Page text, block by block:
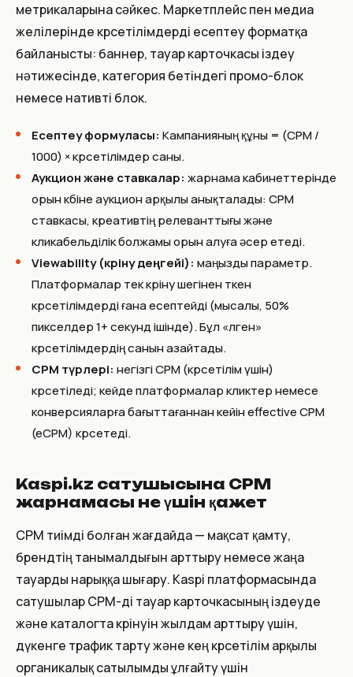
метрикаларына сәйкес. Маркетплейс пен медиа
желілерінде көрсетілімдерді есептеу форматқа
байланысты: баннер, тауар карточкасы іздеу
нәтижесінде, категория бетіндегі промо-блок
немесе нативті блок.
Есептеу формуласы: Кампанияның құны = (CPM /
1000) × көрсетілімдер саны.
Аукцион және ставкалар: жарнама кабинеттерінде
орын көбіне аукцион арқылы анықталады: CPM
ставкасы, креативтің релеванттығы және
кликабельділік болжамы орын алуға әсер етеді.
Viewability (көріну деңгейі): маңызды параметр.
Платформалар тек көріну шегінен өткен
көрсетілімдерді ғана есептейді (мысалы, 50%
пикселдер 1+ секунд ішінде). Бұл «өлген»
көрсетілімдердің санын азайтады.
CPM түрлері: негізгі CPM (көрсетілім үшін)
көрсетіледі; кейде платформалар кликтер немесе
конверсияларға бағыттағаннан кейін effective CPM
(eCPM) көрсетеді.
Kaspi.kz сатушысына CPM
жарнамасы не үшін қажет
CPM тиімді болған жағдайда — мақсат қамту,
брендтің танымалдығын арттыру немесе жаңа
тауарды нарыққа шығару. Kaspi платформасында
сатушылар CPM-ді тауар карточкасының іздеуде
және каталогта көрінуін жылдам арттыру үшін,
дүкенге трафик тарту және кең көрсетілім арқылы
органикалық сатылымды ұлғайту үшін